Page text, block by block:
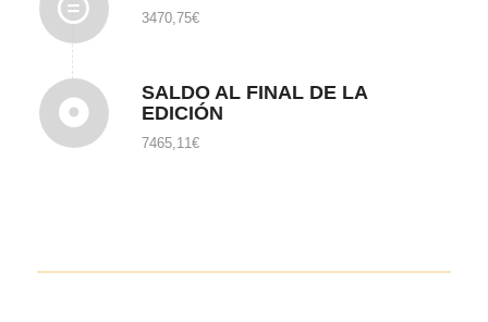
3470,75€
SALDO AL FINAL DE LA
EDICIÓN
7465,11€